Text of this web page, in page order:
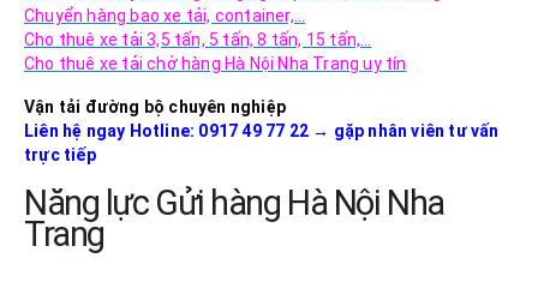
Chuyển hàng bao xe tải, container,…
Cho thuê xe tải 3,5 tấn, 5 tấn, 8 tấn, 15 tấn,…
Cho thuê xe tải chở hàng Hà Nội Nha Trang uy tín
Vận tải đường bộ chuyên nghiệp
Liên hệ ngay Hotline: 0917 49 77 22 → gặp nhân viên tư vấn
trực tiếp
Năng lực Gửi hàng Hà Nội Nha
Trang